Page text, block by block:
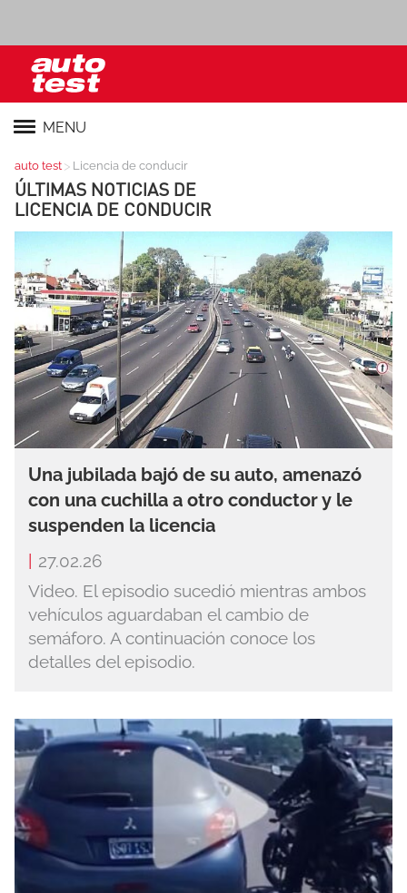
MENU
auto test > Licencia de conducir
ÚLTIMAS NOTICIAS DE
LICENCIA DE CONDUCIR
Una jubilada bajó de su auto, amenazó
con una cuchilla a otro conductor y le
suspenden la licencia
27.02.26
Video. El episodio sucedió mientras ambos
vehículos aguardaban el cambio de
semáforo. A continuación conoce los
detalles del episodio.